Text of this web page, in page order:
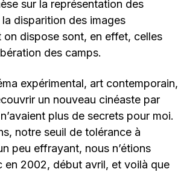
sur la représentation des
disparition des images
on dispose sont, en effet, celles
des camps.
expérimental, art contemporain,
un nouveau cinéaste par
plus de secrets pour moi.
notre seuil de tolérance à
peu effrayant, nous n’étions
2002, début avril, et voilà que